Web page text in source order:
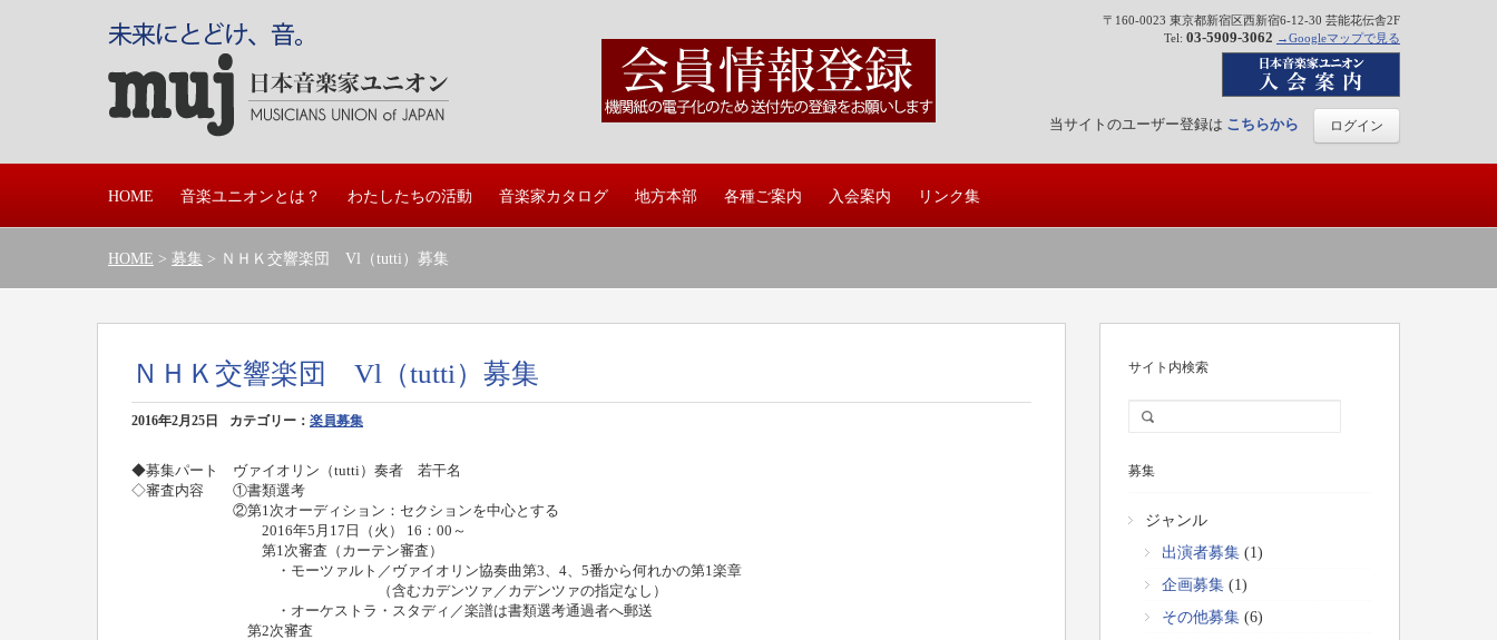
〒160-0023 東京都新宿区西新宿6-12-30 芸能花伝舎2F
Tel: 03-5909-3062 →Googleマップで見る
当サイトのユーザー登録は こちらから ログイン
HOME 音楽ユニオンとは？ わたしたちの活動 音楽家カタログ 地方本部 各種ご案内 入会案内 リンク集
HOME > 募集 > ＮＨＫ交響楽団 Vl（tutti）募集
ＮＨＫ交響楽団 Vl（tutti）募集
2016年2月25日 カテゴリー： 楽員募集
◆募集パート ヴァイオリン（tutti）奏者 若干名
◇審査内容 ①書類選考
②第1次オーディション：セクションを中心とする
2016年5月17日（火） 16：00～
第1次審査（カーテン審査）
・モーツァルト／ヴァイオリン協奏曲第3、4、5番から何れかの第1楽章
（含むカデンツァ／カデンツァの指定なし）
・オーケストラ・スタディ／楽譜は書類選考通過者へ郵送
第2次審査
サイト内検索
募集
ジャンル
出演者募集 (1)
企画募集 (1)
その他募集 (6)